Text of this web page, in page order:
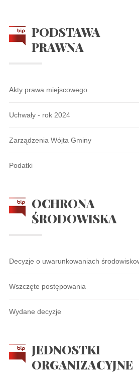
PODSTAWA
PRAWNA
Akty prawa miejscowego
Uchwały - rok 2024
Zarządzenia Wójta Gminy
Podatki
OCHRONA
ŚRODOWISKA
Decyzje o uwarunkowaniach
Wszczęte postępowania
Wydane decyzje
JEDNOSTKI
ORGANIZACYJNE